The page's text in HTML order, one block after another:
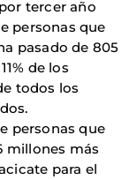
tercer año
personas que
pasado de 805
de los
todos los
personas que
millones más
para el